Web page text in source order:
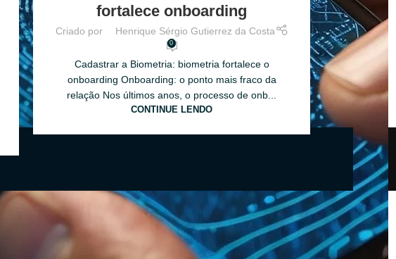
fortalece onboarding
Criado por Henrique Sérgio Gutierrez da Costa
0
Cadastrar a Biometria: biometria fortalece o
onboarding Onboarding: o ponto mais fraco da
relação Nos últimos anos, o processo de onb...
CONTINUE LENDO